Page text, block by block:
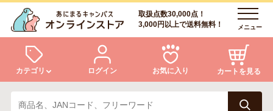
取扱点数30,000点！
3,000円以上で送料無料！
メニュー
カテゴリ ログイン お気に入り カートを見る